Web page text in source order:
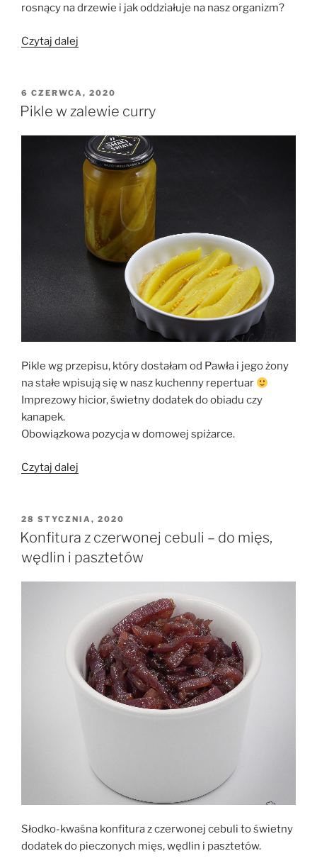
rosnący na drzewie i jak oddziałuje na nasz organizm?
Czytaj dalej
OPUBLIKOWANE
W
6 CZERWCA, 2020
Pikle w zalewie curry
Pikle wg przepisu, który dostałam od Pawła i jego żony
na stałe wpisują się w nasz kuchenny repertuar
Imprezowy hicior, świetny dodatek do obiadu czy
kanapek.
Obowiązkowa pozycja w domowej spiżarce.
Czytaj dalej
curry”
OPUBLIKOWANE
W
28 STYCZNIA, 2020
Konfitura z czerwonej cebuli – do mięs,
wędlin i pasztetów
Słodko-kwaśna konfitura z czerwonej cebuli to świetny
dodatek do pieczonych mięs, wędlin i pasztetów.